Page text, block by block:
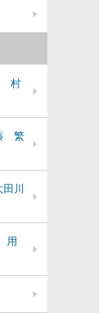
村
繁
川
用